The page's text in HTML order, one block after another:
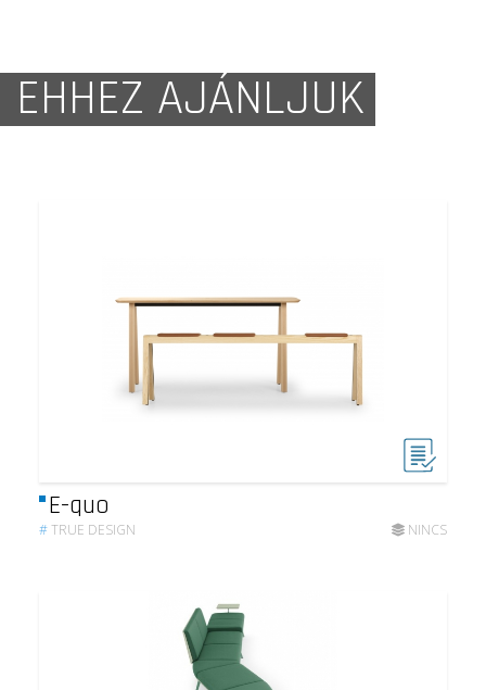
EHHEZ AJÁNLJUK
E-quo
#TRUE DESIGN NINCS